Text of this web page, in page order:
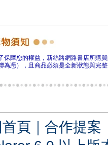
保障您的權益，新絲路網路書店所購
為憑），且商品必須是全新狀態與完
頁 ｜ 合作提案